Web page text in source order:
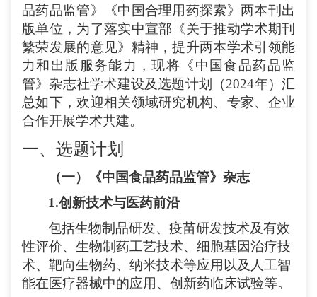
品药品监管》《中国合理用药探索》两本刊出
版单位，为了落实中宣部《关于推动学术期刊
繁荣发展的意见》精神，提升两本学术引领能
力和出版服务能力，现将《中国食品药品监
管》杂志社学术建设及选题计划（2024年）汇
总如下，欢迎相关领域研究机构、专家、企业
合作开展学术共建。
一、选题计划
（一）《中国食品药品监管》杂志
1.创新技术与医药前沿
包括生物制品研发、疫苗研发技术及有效
性评价、生物制药工艺技术、细胞基因治疗技
术、靶向生物药、纳米技术等应用以及人工智
能在医疗器械中的应用、创新药临床试验等。